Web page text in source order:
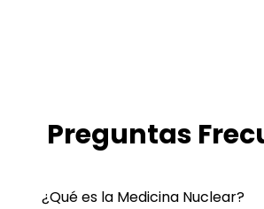
Preguntas
¿Qué es la Medicina Nuclear?